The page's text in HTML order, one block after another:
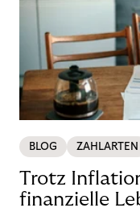
BLOG ZAHLARTEN
Trotz
finanzielle